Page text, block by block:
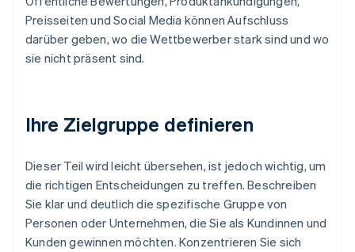
Preisseiten und Social Media können Aufschluss
darüber geben, wo die Wettbewerber stark sind und wo
sie nicht präsent sind.
Ihre Zielgruppe definieren
Dieser Teil wird leicht übersehen, ist jedoch wichtig, um
die richtigen Entscheidungen zu treffen. Beschreiben
Sie klar und deutlich die spezifische Gruppe von
Personen oder Unternehmen, die Sie als Kundinnen und
Kunden gewinnen möchten. Konzentrieren Sie sich